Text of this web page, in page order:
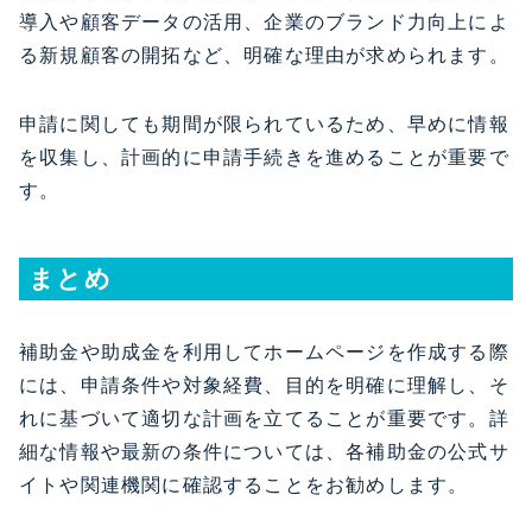
導入や顧客データの活用、企業のブランド力向上によ
る新規顧客の開拓など、明確な理由が求められます。
申請に関しても期間が限られているため、早めに情報
を収集し、計画的に申請手続きを進めることが重要で
す。
​まとめ
補助金や助成金を利用してホームページを作成する際
には、申請条件や対象経費、目的を明確に理解し、そ
れに基づいて適切な計画を立てることが重要です。詳
細な情報や最新の条件については、各補助金の公式サ
イトや関連機関に確認することをお勧めします。